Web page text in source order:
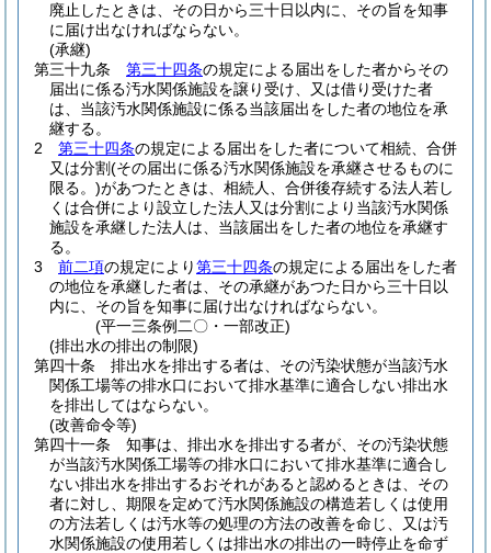
廃止したときは、その日から三十日以内に、その旨を知事
に届け出なければならない。
(承継)
第三十九条
第三十四条の規定による届出をした者からその
届出に係る汚水関係施設を譲り受け、又は借り受けた者
は、当該汚水関係施設に係る当該届出をした者の地位を承
継する。
2
第三十四条の規定による届出をした者について相続、合併
又は分割(その届出に係る汚水関係施設を承継させるものに
限る。)があつたときは、相続人、合併後存続する法人若し
くは合併により設立した法人又は分割により当該汚水関係
施設を承継した法人は、当該届出をした者の地位を承継す
る。
3
前二項の規定により第三十四条の規定による届出をした者
の地位を承継した者は、その承継があつた日から三十日以
内に、その旨を知事に届け出なければならない。
(平一三条例二〇・一部改正)
(排出水の排出の制限)
第四十条
排出水を排出する者は、その汚染状態が当該汚水
関係工場等の排水口において排水基準に適合しない排出水
を排出してはならない。
(改善命令等)
第四十一条
知事は、排出水を排出する者が、その汚染状態
が当該汚水関係工場等の排水口において排水基準に適合し
ない排出水を排出するおそれがあると認めるときは、その
者に対し、期限を定めて汚水関係施設の構造若しくは使用
の方法若しくは汚水等の処理の方法の改善を命じ、又は汚
水関係施設の使用若しくは排出水の排出の一時停止を命ず